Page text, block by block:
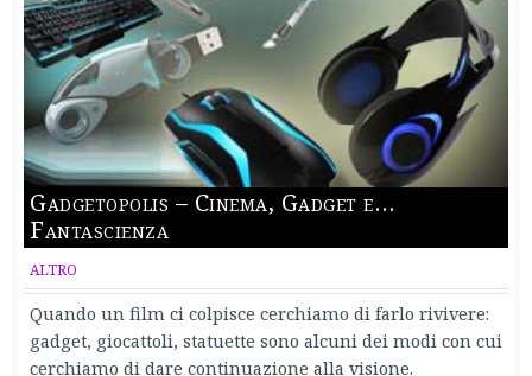
Gadgetopolis – Cinema, Gadget e…
Fantascienza
ALTRO
Quando un film ci colpisce cerchiamo di farlo rivivere:
gadget, giocattoli, statuette sono alcuni dei modi con cui
cerchiamo di dare continuazione alla visione.